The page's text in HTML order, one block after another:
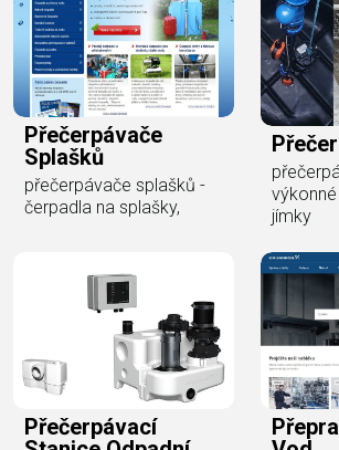
Přečerpávače
Splašků
přečerpávače splašků -
čerpadla na splašky,
jímky
Přečerpávací